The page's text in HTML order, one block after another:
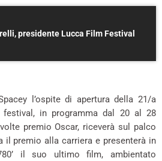
presidente Lucca Film Festival
l’ospite di apertura della 21/a
festival, in programma dal 20 al 28
premio Oscar, riceverà sul palco
il premio alla carriera e presenterà in
il suo ultimo film, ambientato